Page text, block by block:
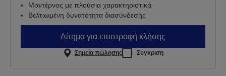
Μοντέρνος με πλούσια χαρακτηριστικά
Βελτιωμένη δυνατότητα διασύνδεσης
Αίτημα για επιστροφή κλήσης
Σημεία πώλησης Σύγκριση